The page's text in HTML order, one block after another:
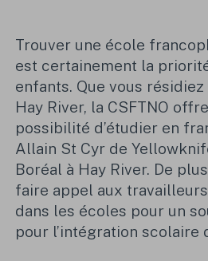
Trouver une école
est certainement la
enfants. Que vous
Hay River, la CSFTNO
possibilité d’étudier en
Allain St Cyr de
Boréal à Hay River. De
faire appel aux
dans les écoles pour un
pour l’intégration scolaire